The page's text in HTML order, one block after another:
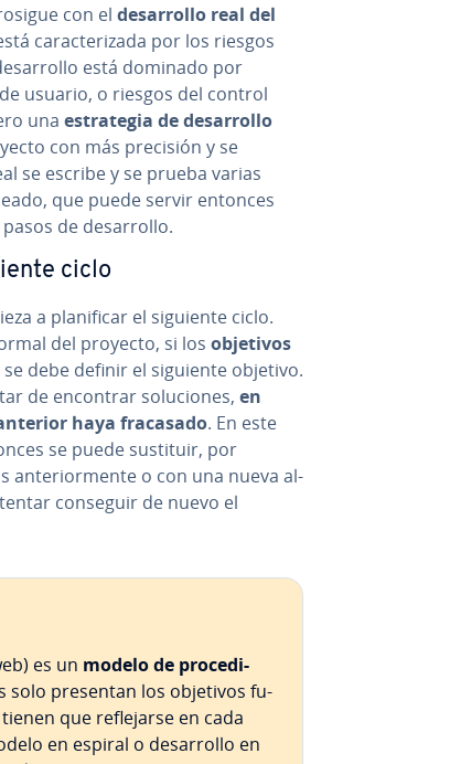
con el de­sa­rro­llo real del
ca­ra­c­te­ri­za­da por los riesgos
está dominado por
usuario, o riesgos del control
una es­tra­te­gia de de­sa­rro­llo
con más precisión y se
se escribe y se prueba varias
que puede servir entonces
de de­sa­rro­llo.
ciclo
a pla­ni­fi­car el siguiente ciclo.
del proyecto, si los objetivos
se debe definir el siguiente objetivo.
de encontrar so­lu­cio­nes, en
haya fracasado. En este
se puede sustituir, por
an­te­rio­r­me­n­te o con una nueva al­
conseguir de nuevo el
es un modelo de pro­ce­di­
solo presentan los objetivos fu­
que re­fle­jar­se en cada
en espiral o de­sa­rro­llo en